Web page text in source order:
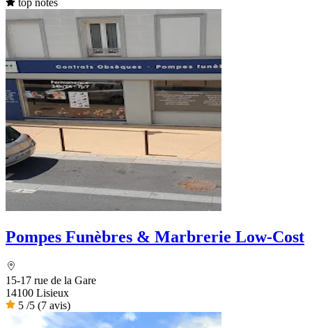
top notes
Pompes Funèbres & Marbrerie Low-Cost
15-17 rue de la Gare
14100 Lisieux
5 /5 (7 avis)